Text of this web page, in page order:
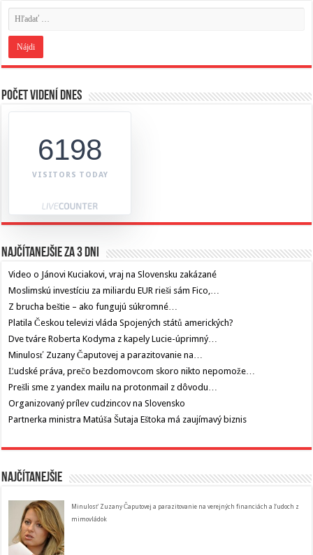
Počet videní dnes
6198
VISITORS TODAY
Najčítanejšie za 3 dni
Video o Jánovi Kuciakovi, vraj na Slovensku zakázané
Moslimskú investíciu za miliardu EUR rieši sám Fico,…
Z brucha beštie – ako fungujú súkromné…
Platila Českou televizi vláda Spojených států amerických?
Dve tváre Roberta Kodyma z kapely Lucie-úprimný…
Minulosť Zuzany Čaputovej a parazitovanie na…
Ľudské práva, prečo bezdomovcom skoro nikto nepomože…
Prešli sme z yandex mailu na protonmail z dôvodu…
Organizovaný prílev cudzincov na Slovensko
Partnerka ministra Matúša Šutaja Eštoka má zaujímavý biznis
Najčítanejšie
Minulosť Zuzany Čaputovej a parazitovanie na verejných financiách a ľudoch z
mimovládok